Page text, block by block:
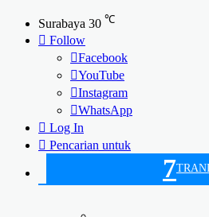
Surabaya 30 ℃
Follow
Facebook
YouTube
Instagram
WhatsApp
Log In
Pencarian untuk
7